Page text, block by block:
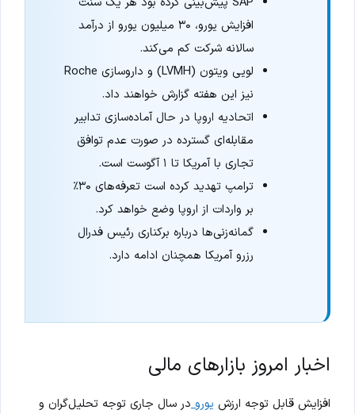
افزایش یورو، ۳۰ میلیون یورو از درآمد
سالانه شرکت کم می‌کند.
لویی ویتون (LVMH) و داروسازی Roche
نیز این هفته گزارش خواهند داد.
اتحادیه اروپا در حال آماده‌سازی تدابیر
مقابله‌ای گسترده در صورت عدم توافق
تجاری با آمریکا تا ۱ آگوست است.
ترامپ تهدید کرده است تعرفه‌های ۳۰٪
بر واردات از اروپا وضع خواهد کرد.
گمانه‌زنی‌ها درباره برکناری رئیس فدرال
رزرو آمریکا همچنان ادامه دارد.
اخبار امروز بازارهای مالی
افزایش قابل توجه ارزش یورودر سال جاری توجه تحلیل‌گران و